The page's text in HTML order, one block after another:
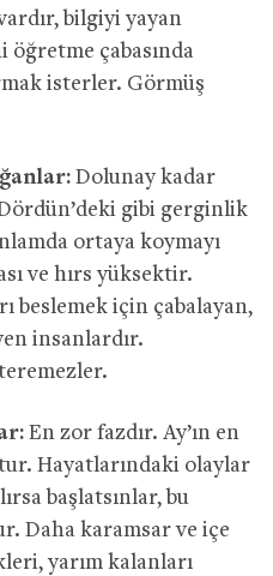
bilgiyi yayan
çabasında
isterler. Görmüş
Dolunay kadar
gibi gerginlik
ortaya koymayı
ve hırs yüksektir.
beslemek için çabalayan,
insanlardır.
En zor fazdır. Ay’ın en
Hayatlarındaki olaylar
başlatsınlar, bu
Daha karamsar ve içe
yarım kalanları